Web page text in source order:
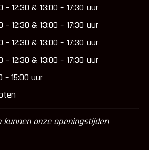
– 12:30 & 13:00 – 17:30 uur
– 12:30 & 13:00 – 17:30 uur
– 12:30 & 13:00 – 17:30 uur
– 12:30 & 13:00 – 17:30 uur
– 15:00 uur
kunnen onze openingstijden